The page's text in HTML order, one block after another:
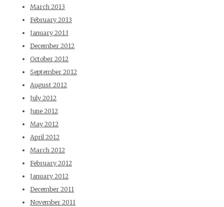
March 2013
February 2013
January 2013
December 2012
October 2012
September 2012
August 2012
July 2012
June 2012
May 2012
April 2012
March 2012
February 2012
January 2012
December 2011
November 2011